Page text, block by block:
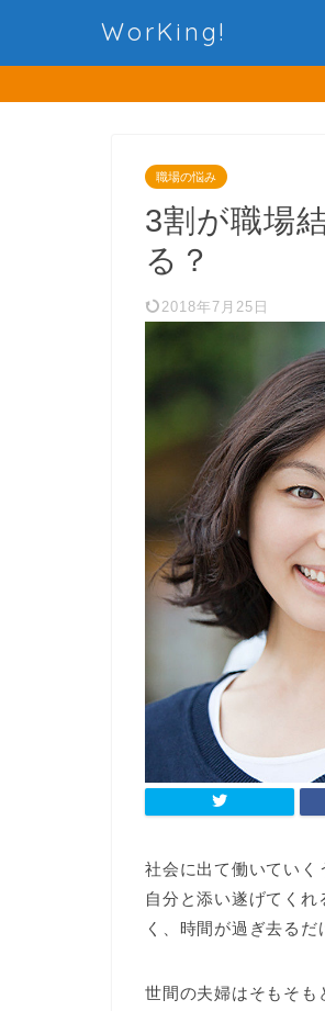
WorKing!
職場の悩み
3割が職場
る？
2018年7月25日
社会に出て働いていく
自分と添い遂げてく
く、時間が過ぎ去る
世間の夫婦はそもそも